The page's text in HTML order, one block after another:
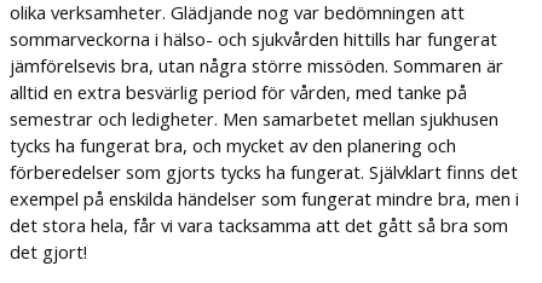
olika verksamheter. Glädjande nog var bedömningen att
sommarveckorna i hälso- och sjukvården hittills har fungerat
jämförelsevis bra, utan några större missöden. Sommaren är
alltid en extra besvärlig period för vården, med tanke på
semestrar och ledigheter. Men samarbetet mellan sjukhusen
tycks ha fungerat bra, och mycket av den planering och
förberedelser som gjorts tycks ha fungerat. Självklart finns det
exempel på enskilda händelser som fungerat mindre bra, men i
det stora hela, får vi vara tacksamma att det gått så bra som
det gjort!